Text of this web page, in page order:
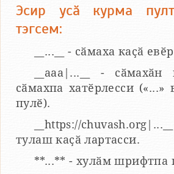
Эсир усӑ курма
тэгсем:
__...__ - сӑмаха каҫӑ
__aaa|...__ - сӑмахӑн
сӑмахпа хатӗрлесси («...»
пулӗ).
__https://
тулаш каҫӑ лартасси.
**...** - хулӑм шрифтпа